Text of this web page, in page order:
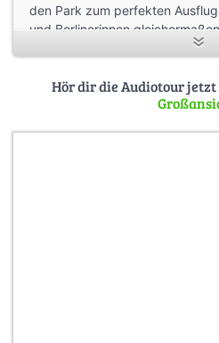
den Park zum perfekten
und Berlinerinnen
Hektar mit dem 110 Meter
Spiel und Naturerfahrung.
Hör dir die Audiotour